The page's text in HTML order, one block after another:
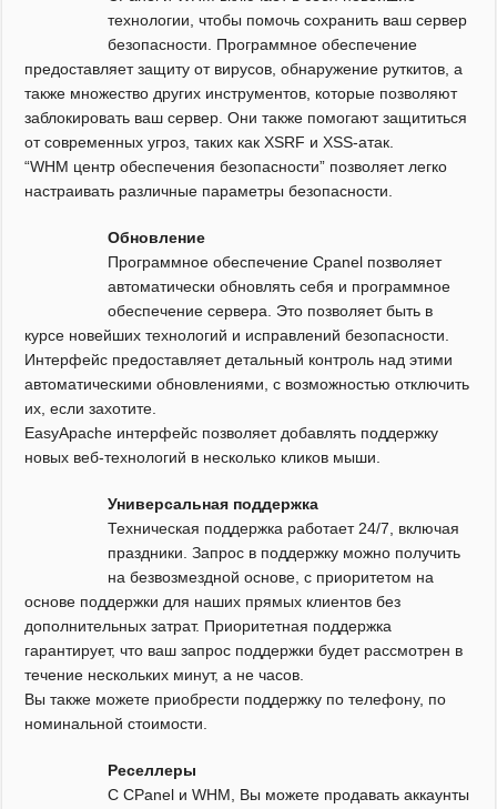
технологии, чтобы помочь сохранить ваш сервер
безопасности. Программное обеспечение
предоставляет защиту от вирусов, обнаружение руткитов, а
также множество других инструментов, которые позволяют
заблокировать ваш сервер. Они также помогают защититься
от современных угроз, таких как XSRF и XSS-атак.
“WHM центр обеспечения безопасности” позволяет легко
настраивать различные параметры безопасности.
Обновление
Программное обеспечение Cpanel позволяет
автоматически обновлять себя и программное
обеспечение сервера. Это позволяет быть в
курсе новейших технологий и исправлений безопасности.
Интерфейс предоставляет детальный контроль над этими
автоматическими обновлениями, с возможностью отключить
их, если захотите.
EasyApache интерфейс позволяет добавлять поддержку
новых веб-технологий в несколько кликов мыши.
Универсальная поддержка
Техническая поддержка работает 24/7, включая
праздники. Запрос в поддержку можно получить
на безвозмездной основе, с приоритетом на
основе поддержки для наших прямых клиентов без
дополнительных затрат. Приоритетная поддержка
гарантирует, что ваш запрос поддержки будет рассмотрен в
течение нескольких минут, а не часов.
Вы также можете приобрести поддержку по телефону, по
номинальной стоимости.
Реселлеры
С CPanel и WHM, Вы можете продавать аккаунты